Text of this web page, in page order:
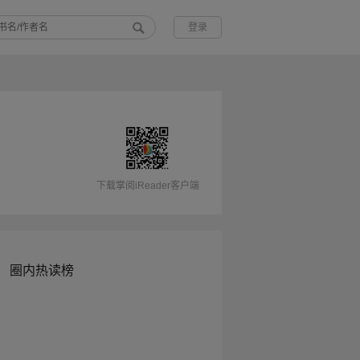
登录
下载掌阅iReader客户端
圈内热读榜